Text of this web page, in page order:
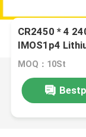
CR2450 * 4
IMOS1p4
MOQ：10St